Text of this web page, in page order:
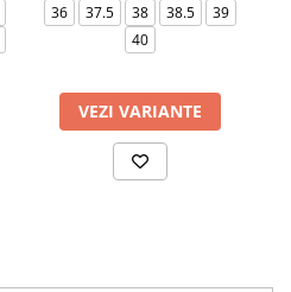
36 37.5 38 38.5
39
40
VEZI VARIANTE